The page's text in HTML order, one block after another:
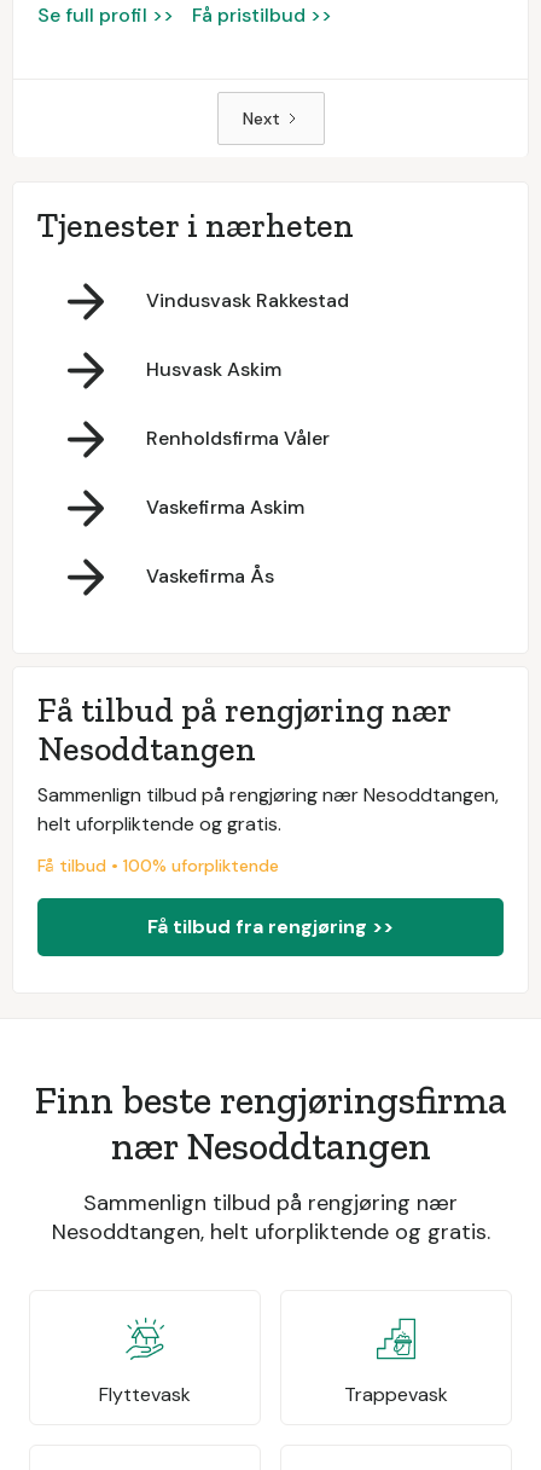
Se full profil >> Få pristilbud >>
Next
Tjenester i nærheten
Vindusvask Rakkestad
Husvask Askim
Renholdsfirma Våler
Vaskefirma Askim
Vaskefirma Ås
Få tilbud på rengjøring nær
Nesoddtangen
Sammenlign tilbud på rengjøring nær Nesoddtangen,
helt uforpliktende og gratis.
Få tilbud • 100% uforpliktende
Få tilbud fra rengjøring >>
Finn beste rengjøringsfirma
nær Nesoddtangen
Sammenlign tilbud på rengjøring nær
Nesoddtangen, helt uforpliktende og gratis.
Flyttevask Trappevask